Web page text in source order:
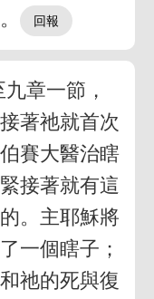
章一節，
著祂就首次
賽大醫治瞎
接著就有這
。主耶穌將
一個瞎子；
祂的死與復